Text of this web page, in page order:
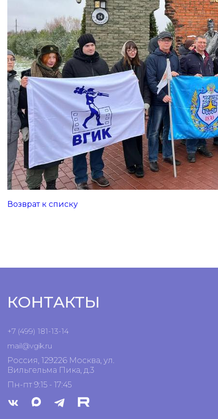
Возврат к списку
КОНТАКТЫ
+7 (499) 181-13-14
mail@vgik.ru
Россия, 129226 Москва, ул.
Вильгельма Пика, д.3
Пн-пт 9:15 - 17:45